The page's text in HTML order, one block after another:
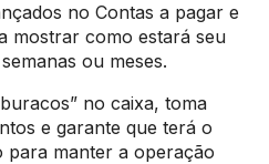
no Contas a pagar e
mostrar como estará seu
ou meses.
no caixa, toma
e garante que terá o
para manter a operação